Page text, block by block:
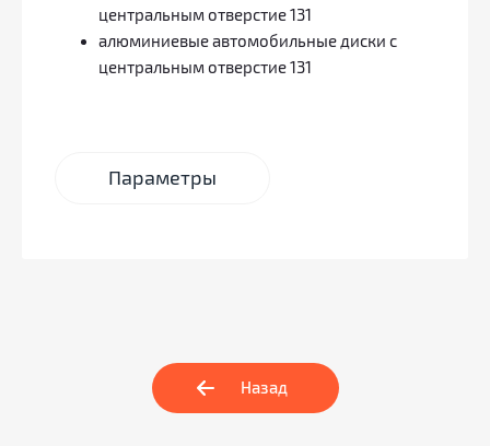
центральным отверстие 131
алюминиевые автомобильные диски с
центральным отверстие 131
Параметры
Назад